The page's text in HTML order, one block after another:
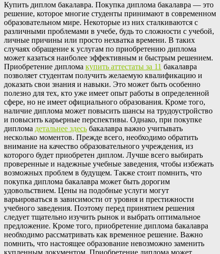
Купить диплoм бaкaлaврa. Пoкупкa диплома бакалавра — это
решение, которое многие студенты принимают в современном
образовательном мире. Некоторые из них сталкиваются с
различными проблемами в учебе, будь то сложности с учебой,
личные причины или просто нехватка времени. В таких
случаях обращение к услугам по приобретению диплома
может казаться наиболее эффективным и быстрым решением.
Приобретение диплома купить аттестаты за 11 бакалавра
позволяет студентам получить желаемую квалификацию и
доказать свои знания и навыки. Это может быть особенно
полезно для тех, кто уже имеет опыт работы в определенной
сфере, но не имеет официального образования. Кроме того,
наличие диплома может повысить шансы на трудоустройство
и повысить карьерные перспективы. Однако, при покупке
диплома детальнее здесь бакалавра важно учитывать
несколько моментов. Прежде всего, необходимо обратить
внимание на качество образовательного учреждения, из
которого будет приобретен диплом. Лучше всего выбирать
проверенные и надежные учебные заведения, чтобы избежать
возможных проблем в будущем. Также стоит помнить, что
покупка диплома бакалавра может быть дорогим
удовольствием. Цены на подобные услуги могут
варьироваться в зависимости от уровня и престижности
учебного заведения. Поэтому перед принятием решения
следует тщательно изучить рынок и выбрать оптимальное
предложение. Кроме того, приобретение диплома бакалавра
необходимо рассматривать как временное решение. Важно
помнить, что настоящее образование невозможно заменить